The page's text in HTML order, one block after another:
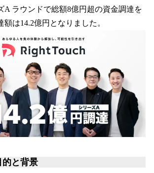
A ラウンドで総額8億円超の資金調達を
は14.2億円となりました。
的と背景